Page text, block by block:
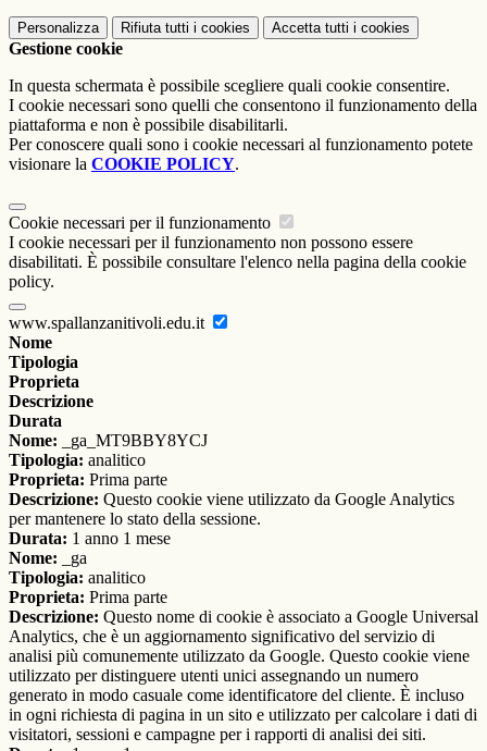
Personalizza Rifiuta tutti i cookies Accetta tutti i cookies
Gestione cookie
In questa schermata è possibile scegliere quali cookie consentire.
I cookie necessari sono quelli che consentono il funzionamento della
piattaforma e non è possibile disabilitarli.
Per conoscere quali sono i cookie necessari al funzionamento potete
visionare la COOKIE POLICY.
Cookie necessari per il funzionamento
I cookie necessari per il funzionamento non possono essere
disabilitati. È possibile consultare l'elenco nella pagina della cookie
policy.
www.spallanzanitivoli.edu.it
Nome
Tipologia
Proprieta
Descrizione
Durata
Nome: _ga_MT9BBY8YCJ
Tipologia: analitico
Proprieta: Prima parte
Descrizione: Questo cookie viene utilizzato da Google Analytics
per mantenere lo stato della sessione.
Durata: 1 anno 1 mese
Nome: _ga
Tipologia: analitico
Proprieta: Prima parte
Descrizione: Questo nome di cookie è associato a Google Universal
Analytics, che è un aggiornamento significativo del servizio di
analisi più comunemente utilizzato da Google. Questo cookie viene
utilizzato per distinguere utenti unici assegnando un numero
generato in modo casuale come identificatore del cliente. È incluso
in ogni richiesta di pagina in un sito e utilizzato per calcolare i dati di
visitatori, sessioni e campagne per i rapporti di analisi dei siti.